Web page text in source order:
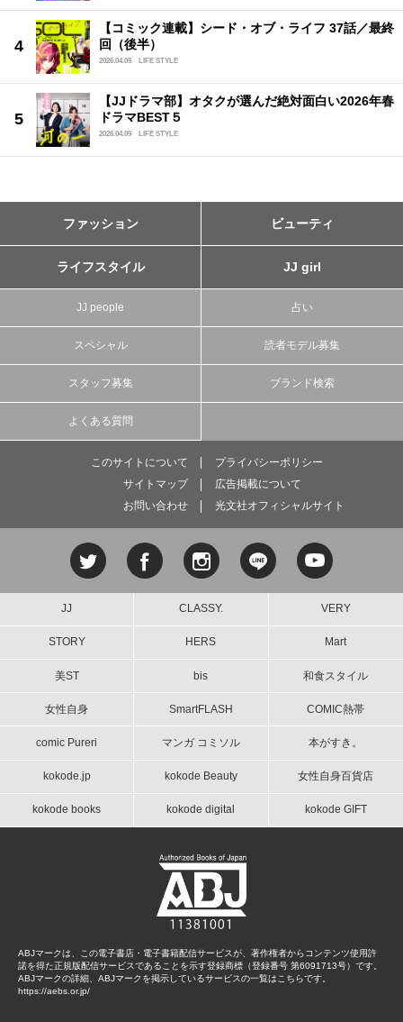
【コミック連載】シード・オブ・ライフ 37話／最終
回（後半）
2026.04.09 LIFE STYLE
【JJドラマ部】オタクが選んだ絶対面白い2026年春
ドラマBEST５
2026.04.09 LIFE STYLE
ファッション ビューティ
ライフスタイル JJ girl
JJ people 占い
スペシャル 読者モデル募集
スタッフ募集 ブランド検索
よくある質問
このサイトについて
プライバシーポリシー
サイトマップ
広告掲載について
お問い合わせ
光文社オフィシャルサイト
JJ CLASSY. VERY
STORY HERS Mart
美ST bis 和食スタイル
女性自身 SmartFLASH COMIC熱帯
comic Pureri マンガ コミソル 本がすき。
kokode.jp kokode Beauty 女性自身百貨店
kokode books kokode digital kokode GIFT
ABJマークは、この電子書店・電子書籍配信サービスが、著作権者からコンテンツ使用許
諾を得た正規版配信サービスであることを示す登録商標（登録番号 第6091713号）です。
ABJマークの詳細、ABJマークを掲示しているサービスの一覧はこちらです。
https://aebs.or.jp/